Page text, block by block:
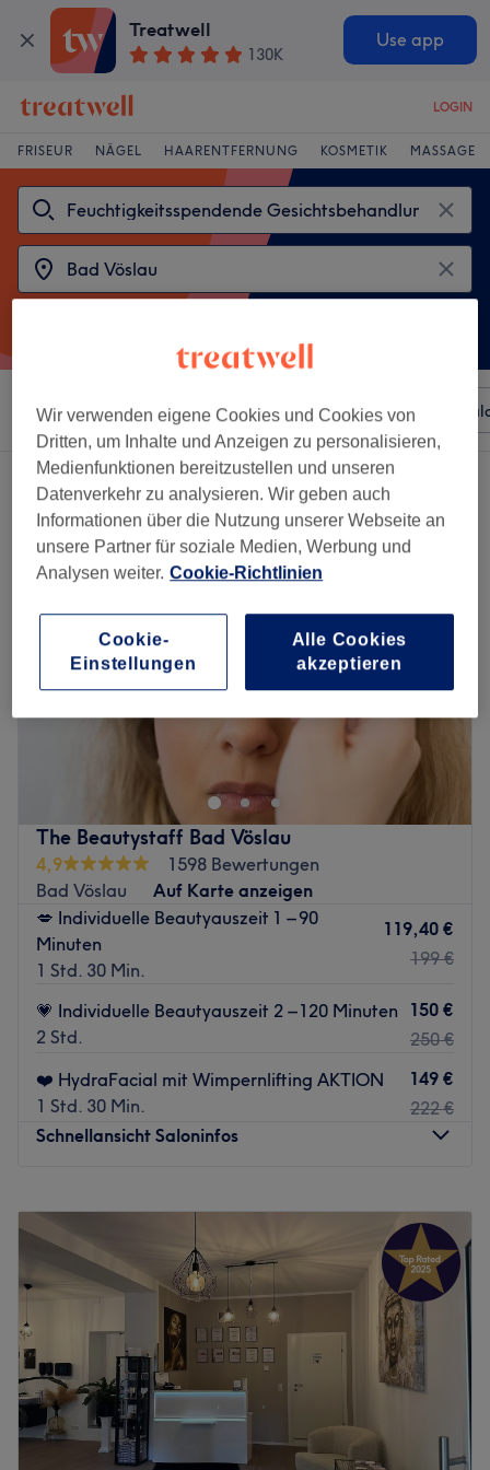
Treatwell
130K
Use app
LOGIN
FRISEUR NÄGEL HAARENTFERNUNG KOSMETIK MASSAGE
Sortieren nach Beliebiger Preis Besonderheiten
2 Salons die anbieten:
feuchtigkeitsspendende gesichtsbehandlung in Bad Vöslau
The Beautystaff Bad Vöslau
4,9
1598 Bewertungen
Bad Vöslau
Auf Karte anzeigen
💋 Individuelle Beautyauszeit 1 – 90
Minuten
1 Std. 30 Min.
119,40 €
199 €
💗 Individuelle Beautyauszeit 2 – 120 Minuten
2 Std.
150 €
250 €
❤️ HydraFacial mit Wimpernlifting AKTION
1 Std. 30 Min.
149 €
222 €
Schnellansicht Saloninfos
Dienstag
19:00
Mittwoch
– 19:00
Donnerstag
–19:00
08:30 –19:00
Samstag
08:30 – 18:00
Sonntag
Geschlossen
Möchtest du dich mal wieder verwöhnen lassen? Dann
solltest du dir einen Besuch im Kosmetikstudio The
Beautystaff in Bad Vöslau nicht entgehen lassen. Such dir
Wir verwenden eigene Cookies und Cookies von
Dritten, um Inhalte und Anzeigen zu personalisieren,
Medienfunktionen bereitzustellen und unseren
Datenverkehr zu analysieren. Wir geben auch
Informationen über die Nutzung unserer Webseite an
unsere Partner für soziale Medien, Werbung und
Analysen weiter. Cookie-Richtlinien
Alle Cookies
akzeptieren
Cookie-
Einstellungen